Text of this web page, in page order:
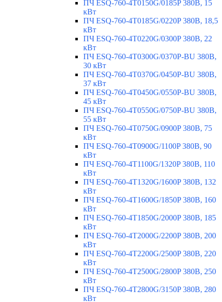
ПЧ ESQ-760-4T0150G/0185P 380В, 15
кВт
ПЧ ESQ-760-4T0185G/0220P 380В, 18,5
кВт
ПЧ ESQ-760-4T0220G/0300P 380В, 22
кВт
ПЧ ESQ-760-4T0300G/0370P-BU 380В,
30 кВт
ПЧ ESQ-760-4T0370G/0450P-BU 380В,
37 кВт
ПЧ ESQ-760-4T0450G/0550P-BU 380В,
45 кВт
ПЧ ESQ-760-4T0550G/0750P-BU 380В,
55 кВт
ПЧ ESQ-760-4T0750G/0900P 380В, 75
кВт
ПЧ ESQ-760-4T0900G/1100P 380В, 90
кВт
ПЧ ESQ-760-4T1100G/1320P 380В, 110
кВт
ПЧ ESQ-760-4T1320G/1600P 380В, 132
кВт
ПЧ ESQ-760-4T1600G/1850P 380В, 160
кВт
ПЧ ESQ-760-4T1850G/2000P 380В, 185
кВт
ПЧ ESQ-760-4T2000G/2200P 380В, 200
кВт
ПЧ ESQ-760-4T2200G/2500P 380В, 220
кВт
ПЧ ESQ-760-4T2500G/2800P 380В, 250
кВт
ПЧ ESQ-760-4T2800G/3150P 380В, 280
кВт